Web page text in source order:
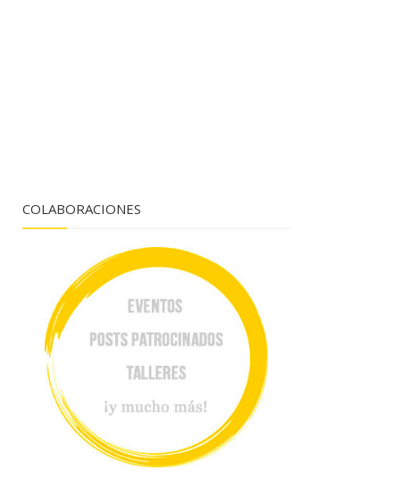
COLABORACIONES